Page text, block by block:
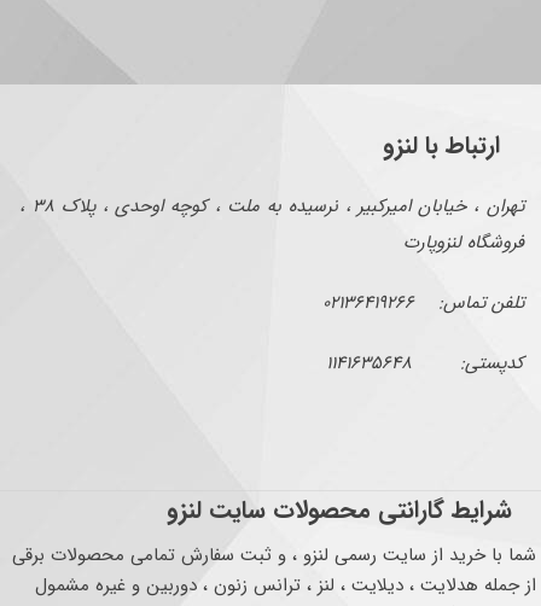
ارتباط با لنزو
تهران ، خیابان امیرکبیر ، نرسیده به ملت ، کوچه اوحدی ، پلاک ۳۸ ،
فروشگاه لنزوپارت
تلفن تماس: ۰۲۱۳۶۴۱۹۲۶۶
کدپستی: ۱۱۴۱۶۳۵۶۴۸
شرایط گارانتی محصولات سایت لنزو
شما با خرید از سایت رسمی لنزو ، و ثبت سفارش تمامی محصولات برقی
از جمله هدلایت ، دیلایت ، لنز ، ترانس زنون ، دوربین و غیره مشمول